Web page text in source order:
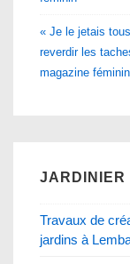
« Je le jetais
reverdir les
magazine féminin
JARDINIER
Travaux de
jardins à